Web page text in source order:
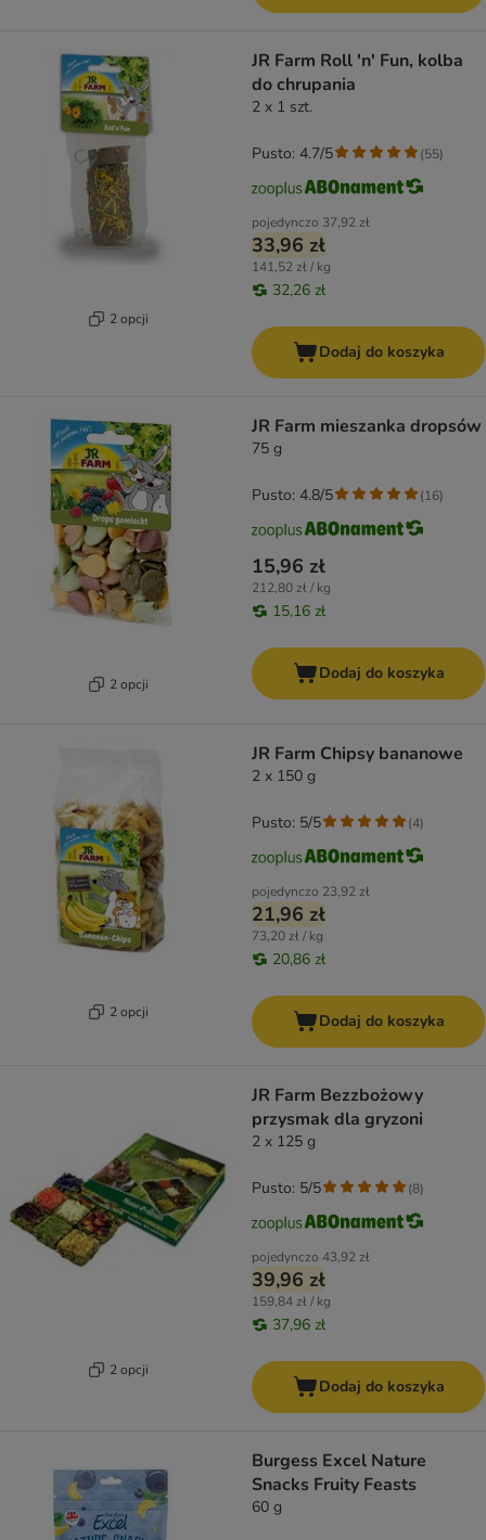
2 opcji
JR Farm Roll 'n' Fun, kolba
do chrupania
2 x 1 szt.
pojedynczo 37,92 zł
33,96 zł
141,52 zł / kg
32,26 zł
Pusto: 4.7/5 (55)
Dodaj do koszyka
2 opcji
JR Farm mieszanka dropsów
75 g
15,96 zł
212,80 zł / kg
15,16 zł
Pusto: 4.8/5 (16)
Dodaj do koszyka
2 opcji
JR Farm Chipsy bananowe
2 x 150 g
pojedynczo 23,92 zł
21,96 zł
73,20 zł / kg
20,86 zł
Pusto: 5/5 (4)
Dodaj do koszyka
2 opcji
JR Farm Bezzbożowy
przysmak dla gryzoni
2 x 125 g
pojedynczo 43,92 zł
39,96 zł
159,84 zł / kg
37,96 zł
Pusto: 5/5 (8)
Dodaj do koszyka
Burgess Excel Nature
Snacks Fruity Feasts
60 g